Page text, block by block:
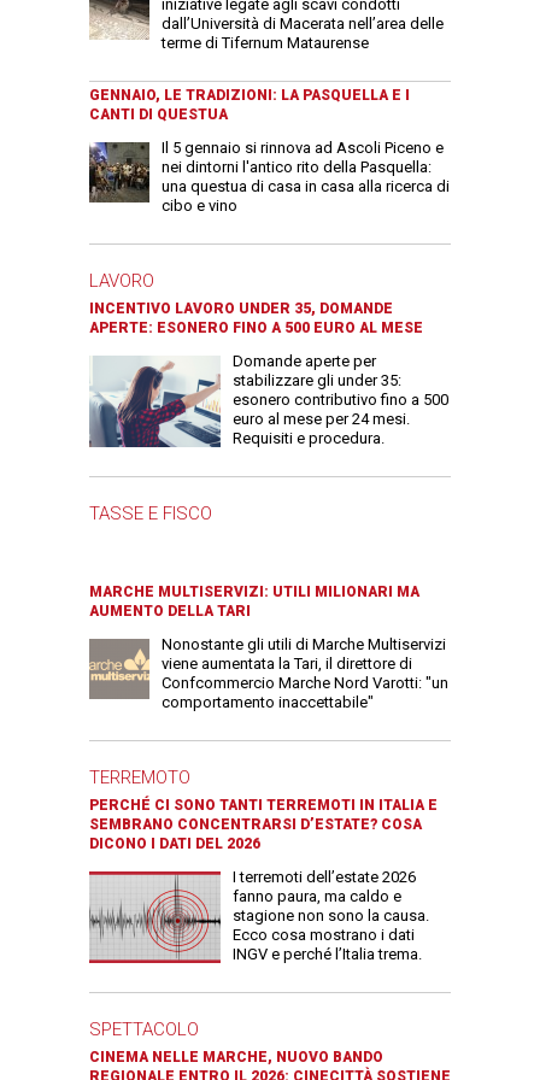
iniziative legate agli scavi condotti
dall’Università di Macerata nell’area delle
terme di Tifernum Mataurense
GENNAIO, LE TRADIZIONI: LA PASQUELLA E I
CANTI DI QUESTUA
Il 5 gennaio si rinnova ad Ascoli Piceno e
nei dintorni l'antico rito della Pasquella:
una questua di casa in casa alla ricerca di
cibo e vino
LAVORO
INCENTIVO LAVORO UNDER 35, DOMANDE
APERTE: ESONERO FINO A 500 EURO AL MESE
Domande aperte per
stabilizzare gli under 35:
esonero contributivo fino a 500
euro al mese per 24 mesi.
Requisiti e procedura.
TASSE E FISCO
MARCHE MULTISERVIZI: UTILI MILIONARI MA
AUMENTO DELLA TARI
Nonostante gli utili di Marche Multiservizi
viene aumentata la Tari, il direttore di
Confcommercio Marche Nord Varotti: "un
comportamento inaccettabile"
TERREMOTO
PERCHÉ CI SONO TANTI TERREMOTI IN ITALIA E
SEMBRANO CONCENTRARSI D’ESTATE? COSA
DICONO I DATI DEL 2026
I terremoti dell’estate 2026
fanno paura, ma caldo e
stagione non sono la causa.
Ecco cosa mostrano i dati
INGV e perché l’Italia trema.
SPETTACOLO
CINEMA NELLE MARCHE, NUOVO BANDO